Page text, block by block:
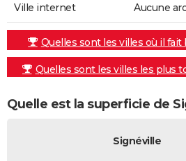
Ville internet Aucune
Quelles sont les villes où il fait
Quelles sont les villes les plus
Quelle est la superficie de
Signéville